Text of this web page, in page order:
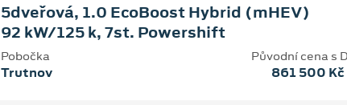
5dveřová, 1.0 EcoBoost Hybrid (mHEV)
92 kW/125 k, 7st. Powershift
Pobočka
Trutnov
Původní cena s
861 500 Kč